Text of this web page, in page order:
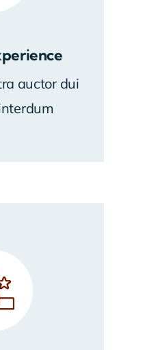
auctor dui